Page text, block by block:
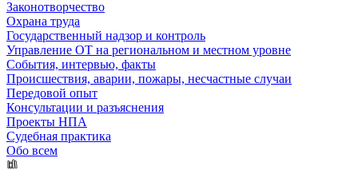
Законотворчество
Охрана труда
Государственный надзор и контроль
Управление ОТ на региональном и местном уровне
События, интервью, факты
Происшествия, аварии, пожары, несчастные случаи
Передовой опыт
Консультации и разъяснения
Проекты НПА
Судебная практика
Обо всем